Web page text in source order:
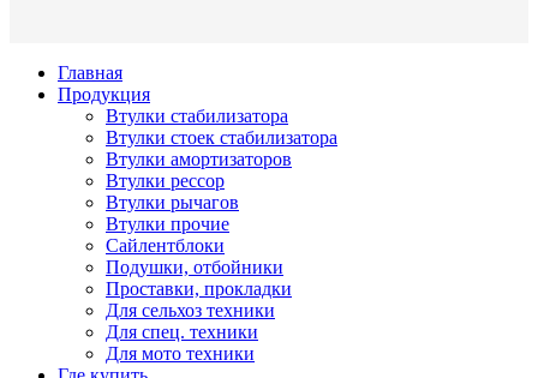
Главная
Продукция
Втулки стабилизатора
Втулки стоек стабилизатора
Втулки амортизаторов
Втулки рессор
Втулки рычагов
Втулки прочие
Сайлентблоки
Подушки, отбойники
Проставки, прокладки
Для сельхоз техники
Для спец. техники
Для мото техники